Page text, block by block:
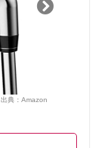
出典： Amazon